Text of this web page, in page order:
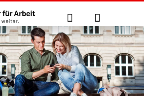
Suche Anmelden